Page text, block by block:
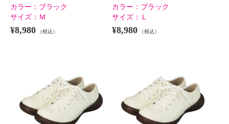
カラー： ブラック
サイズ： Ｍ
¥8,980 （税込）
カラー： ブラック
サイズ：
Ｌ
¥8,980 （税込）